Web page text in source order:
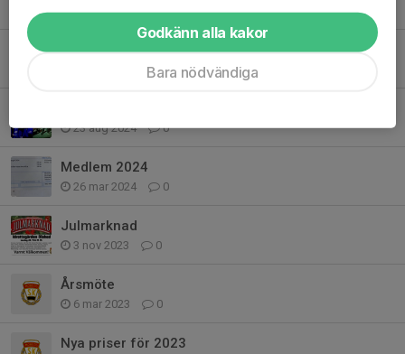
2 mar 2025 0
Julmarknad
0
23 aug 2024 0
Medlem 2024
26 mar 2024 0
Julmarknad
3 nov 2023 0
Årsmöte
6 mar 2023 0
Nya priser för 2023
Godkänn alla kakor
Bara nödvändiga